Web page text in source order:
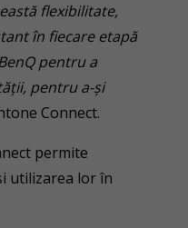
flexibilitate,
în fiecare etapă
pentru a
pentru a-și
Connect.
permite
utilizarea lor în